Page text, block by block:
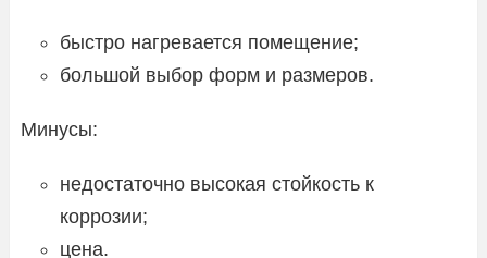
быстро нагревается помещение;
большой выбор форм и размеров.
Минусы:
недостаточно высокая стойкость к
коррозии;
цена.